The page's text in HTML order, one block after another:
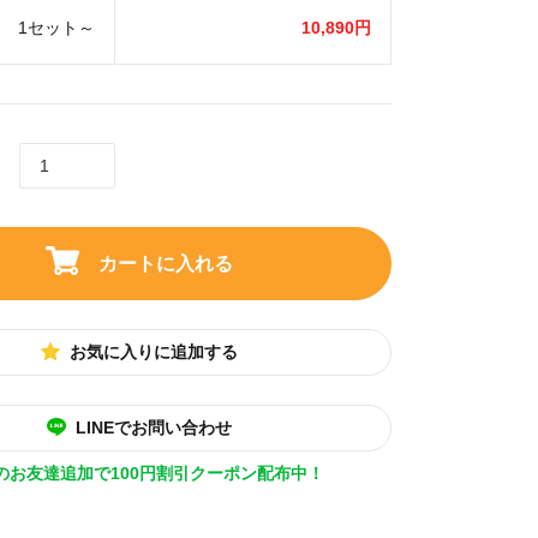
1セット～ 10,890円
カートに入れる
お気に入りに追加する
LINEでお問い合わせ
お友達追加で100円割引クーポン配布中！